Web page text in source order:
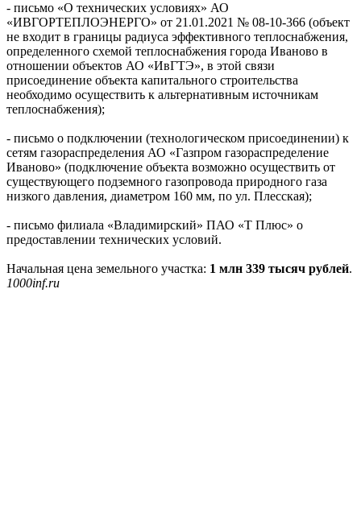
- письмо «О технических условиях» АО
«ИВГОРТЕПЛОЭНЕРГО» от 21.01.2021 № 08-10-366 (объект
не входит в границы радиуса эффективного теплоснабжения,
определенного схемой теплоснабжения города Иваново в
отношении объектов АО «ИвГТЭ», в этой связи
присоединение объекта капитального строительства
необходимо осуществить к альтернативным источникам
теплоснабжения);
- письмо о подключении (технологическом присоединении) к
сетям газораспределения АО «Газпром газораспределение
Иваново» (подключение объекта возможно осуществить от
существующего подземного газопровода природного газа
низкого давления, диаметром 160 мм, по ул. Плесская);
- письмо филиала «Владимирский» ПАО «Т Плюс» о
предоставлении технических условий.
Начальная цена земельного участка: 1 млн 339 тысяч рублей.
1000inf.ru